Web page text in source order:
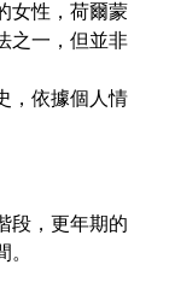
女性，荷爾蒙
之一，但並非
，依據個人情
段，更年期的